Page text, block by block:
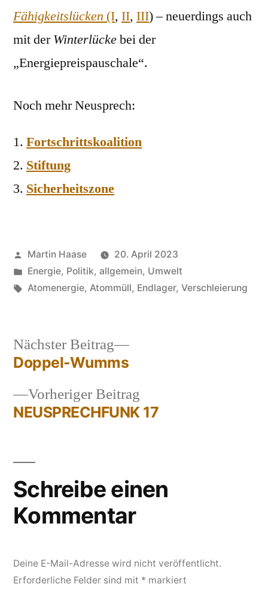
Fähigkeitslücken (I, II, III) – neuerdings auch
mit derWinterlückebei der
„Energiepreispauschale“.
Noch mehr Neusprech:
Fortschrittskoalition
Stiftung
Sicherheitszone
Veröffentlicht
von
Martin Haase
20. April 2023
Veröffentlicht
in
Energie, Politik, allgemein, Umwelt
Schlagwörter:
Atomenergie, Atommüll, Endlager, Verschleierung
Beitragsnavigation
Vorheriger Beitrag
Beitrag:
NEUSPRECHFUNK 17
Nächster Beitrag
Nächster
Doppel-Wumms
Schreibe einen
Kommentar
Deine E-Mail-Adresse wird nicht veröffentlicht.
Erforderliche Felder sind mit * markiert